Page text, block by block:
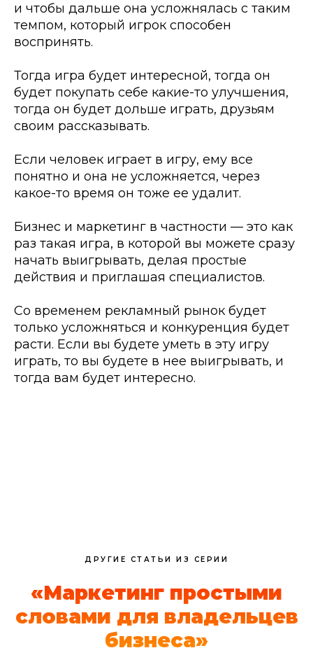
и чтобы дальше она усложнялась с таким
темпом, который игрок способен
воспринять.
Тогда игра будет интересной, тогда он
будет покупать себе какие-то улучшения,
тогда он будет дольше играть, друзьям
своим рассказывать.
Если человек играет в игру, ему все
понятно и она не усложняется, через
какое-то время он тоже ее удалит.
Бизнес и маркетинг в частности — это как
раз такая игра, в которой вы можете сразу
начать выигрывать, делая простые
действия и приглашая специалистов.
Со временем рекламный рынок будет
только усложняться и конкуренция будет
расти. Если вы будете уметь в эту игру
играть, то вы будете в нее выигрывать, и
тогда вам будет интересно.
ДРУГИЕ СТАТЬИ ИЗ СЕРИИ
«Маркетинг простыми
словами для владельцев
бизнеса»